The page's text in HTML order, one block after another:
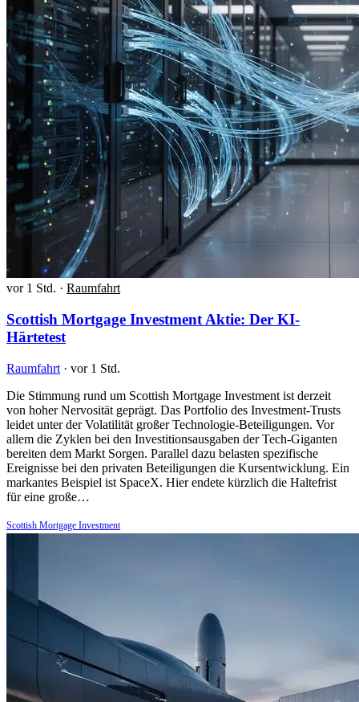
vor 1 Std. · Raumfahrt
Scottish Mortgage Investment Aktie: Der KI-
Härtetest
Raumfahrt · vor 1 Std.
Die Stimmung rund um Scottish Mortgage Investment ist derzeit
von hoher Nervosität geprägt. Das Portfolio des Investment-Trusts
leidet unter der Volatilität großer Technologie-Beteiligungen. Vor
allem die Zyklen bei den Investitionsausgaben der Tech-Giganten
bereiten dem Markt Sorgen. Parallel dazu belasten spezifische
Ereignisse bei den privaten Beteiligungen die Kursentwicklung. Ein
markantes Beispiel ist SpaceX. Hier endete kürzlich die Haltefrist
für eine große…
Scottish Mortgage Investment